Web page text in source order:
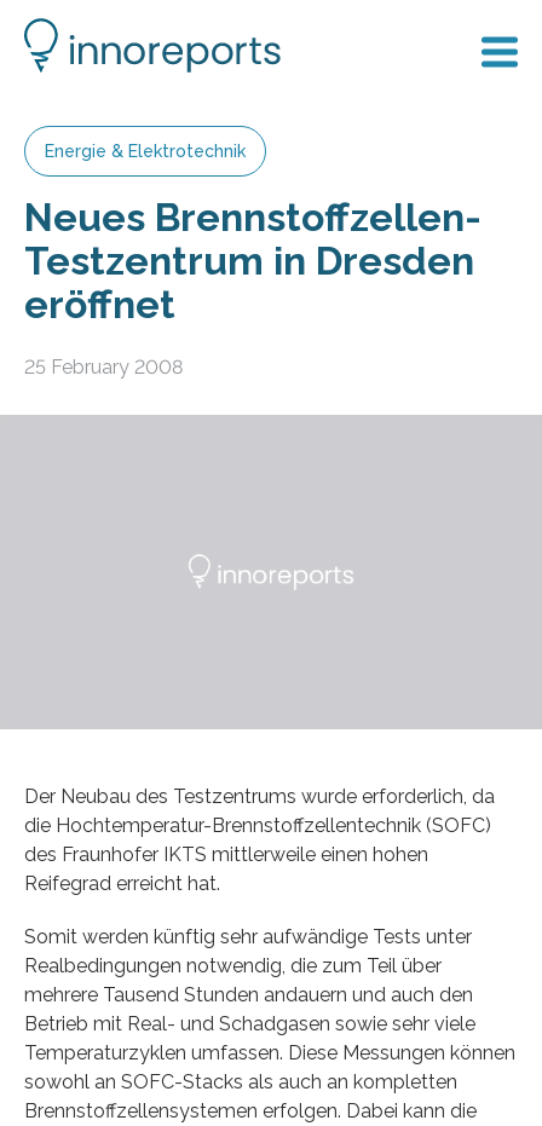
Energie & Elektrotechnik
Neues Brennstoffzellen-
Testzentrum in Dresden
eröffnet
25 February 2008
Der Neubau des Testzentrums wurde erforderlich, da
die Hochtemperatur-Brennstoffzellentechnik (SOFC)
des Fraunhofer IKTS mittlerweile einen hohen
Reifegrad erreicht hat.
Somit werden künftig sehr aufwändige Tests unter
Realbedingungen notwendig, die zum Teil über
mehrere Tausend Stunden andauern und auch den
Betrieb mit Real- und Schadgasen sowie sehr viele
Temperaturzyklen umfassen. Diese Messungen können
sowohl an SOFC-Stacks als auch an kompletten
Brennstoffzellensystemen erfolgen. Dabei kann die